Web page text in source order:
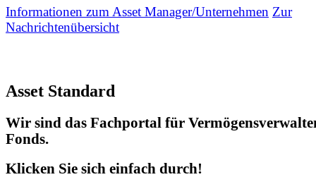
Informationen zum Asset Manager/Unternehmen Zur
Nachrichtenübersicht
Asset Standard
Wir sind das Fachportal für
Fonds.
Klicken Sie sich einfach durch!